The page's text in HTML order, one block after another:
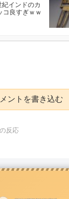
紀インドのカ
コ良すぎｗｗ
ントを書き込む
反応